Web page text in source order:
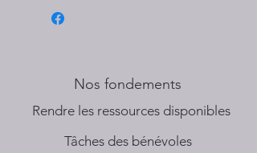
Nos fondements
​Rendre les ressources disponibles
Tâches des bénévoles